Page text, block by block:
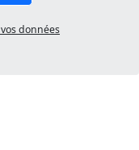
données